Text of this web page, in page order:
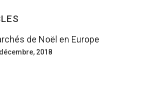
de Noël en Europe
2018